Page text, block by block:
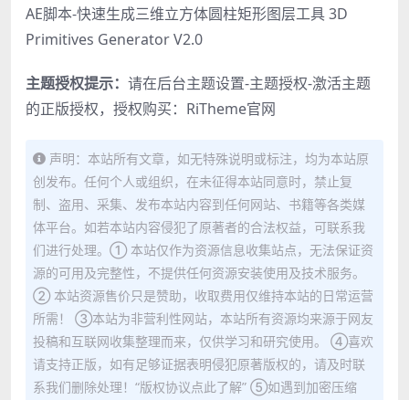
AE脚本-快速生成三维立方体圆柱矩形图层工具 3D
Primitives Generator V2.0
主题授权提示： 请在后台主题设置-主题授权-激活主题
的正版授权，授权购买： RiTheme官网
声明：本站所有文章，如无特殊说明或标注，均为本站原
创发布。任何个人或组织，在未征得本站同意时，禁止复
制、盗用、采集、发布本站内容到任何网站、书籍等各类媒
体平台。如若本站内容侵犯了原著者的合法权益，可联系我
们进行处理。① 本站仅作为资源信息收集站点，无法保证资
源的可用及完整性，不提供任何资源安装使用及技术服务。
② 本站资源售价只是赞助，收取费用仅维持本站的日常运营
所需！ ③本站为非营利性网站，本站所有资源均来源于网友
投稿和互联网收集整理而来，仅供学习和研究使用。 ④喜欢
请支持正版，如有足够证据表明侵犯原著版权的，请及时联
系我们删除处理！“版权协议点此了解” ⑤如遇到加密压缩